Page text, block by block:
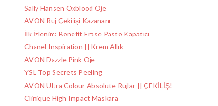
Sally Hansen Oxblood Oje
AVON Ruj Çekilişi Kazananı
İlk İzlenim: Benefit Erase Paste Kapatıcı
Chanel Inspiration || Krem Allık
AVON Dazzle Pink Oje
YSL Top Secrets Peeling
AVON Ultra Colour Absolute Rujlar || ÇEKİLİŞ!
Clinique High Impact Maskara